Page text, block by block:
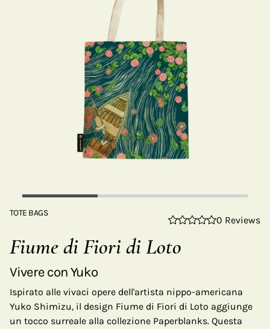
TOTE BAGS
0 Reviews
Fiume di Fiori di Loto
Vivere con Yuko
Ispirato alle vivaci opere dell'artista nippo-americana
Yuko Shimizu, il design Fiume di Fiori di Loto aggiunge
un tocco surreale alla collezione Paperblanks. Questa